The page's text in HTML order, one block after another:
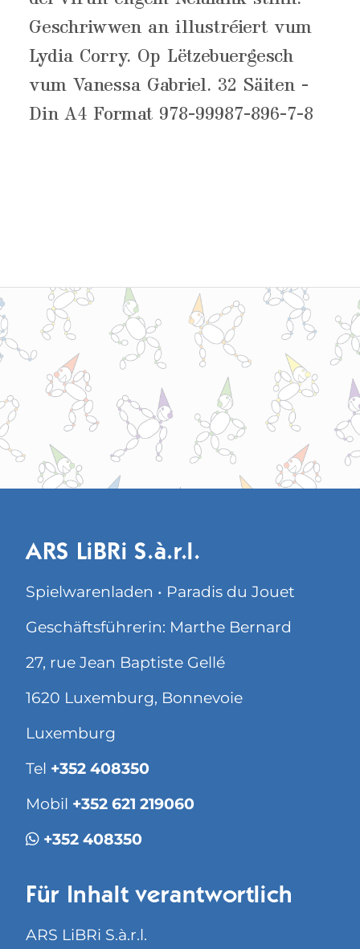
Geschriwwen an illustréiert vum
Lydia Corry. Op Lëtzebuergesch
vum Vanessa Gabriel. 32 Säiten -
Din A4 Format 978-99987-896-7-8
ARS LiBRi S.à.r.l.
Spielwarenladen • Paradis du Jouet
Geschäftsführerin: Marthe Bernard
27, rue Jean Baptiste Gellé
1620 Luxemburg, Bonnevoie
Luxemburg
Tel +352 408350
Mobil +352 621 219060
+352 408350
Für Inhalt verantwortlich
ARS LiBRi S.à.r.l.